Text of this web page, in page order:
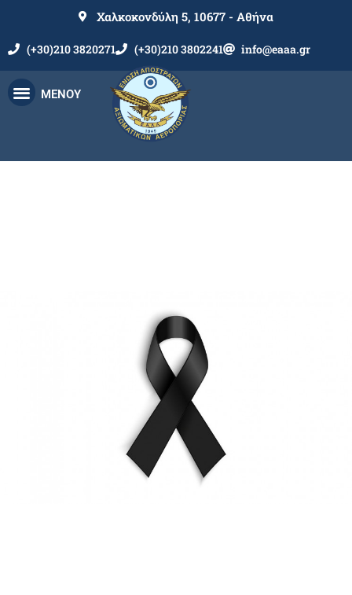
Χαλκοκονδύλη 5, 10677 - Αθήνα
(+30)210 3820271 (+30)210 3802241 info@eaaa.gr
ΜΕΝΟΥ